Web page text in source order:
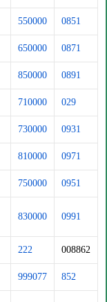
550000 0851
650000 0871
850000 0891
710000 029
730000 0931
810000 0971
750000 0951
830000 0991
222 008862
999077 852